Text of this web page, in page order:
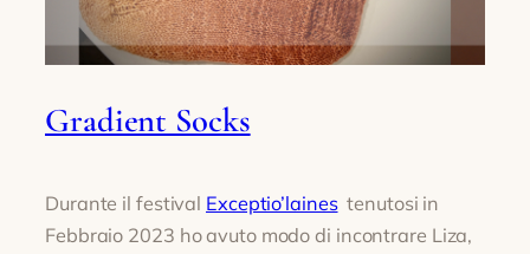
Gradient Socks
Durante il festival Exceptio’lainestenutosi in
Febbraio 2023 ho avuto modo di incontrare Liza,